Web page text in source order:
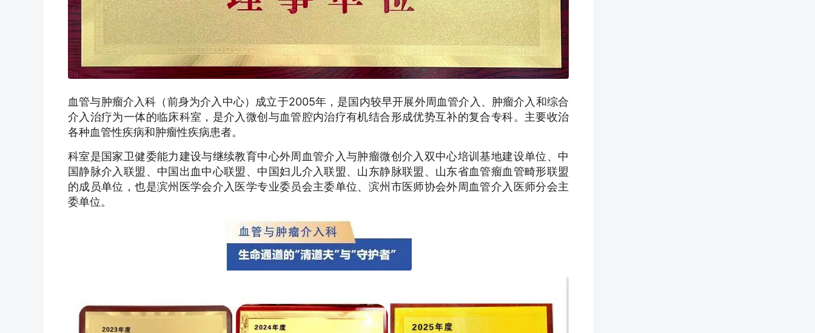
血管与肿瘤介入科（前身为介入中心）成立于2005年，是国内较早开展外周血管介入、肿瘤介入和综合
介入治疗为一体的临床科室，是介入微创与血管腔内治疗有机结合形成优势互补的复合专科。主要收治
各种血管性疾病和肿瘤性疾病患者。
科室是国家卫健委能力建设与继续教育中心外周血管介入与肿瘤微创介入双中心培训基地建设单位、中
国静脉介入联盟、中国出血中心联盟、中国妇儿介入联盟、山东静脉联盟、山东省血管瘤血管畸形联盟
的成员单位，也是滨州医学会介入医学专业委员会主委单位、滨州市医师协会外周血管介入医师分会主
委单位。